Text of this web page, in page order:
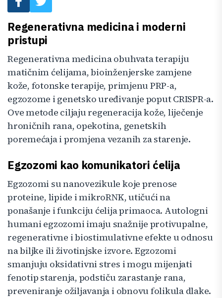
Regenerativna medicina i moderni
pristupi
Regenerativna medicina obuhvata terapiju
matičnim ćelijama, bioinženjerske zamjene
kože, fotonske terapije, primjenu PRP-a,
egzozome i genetsko uređivanje poput CRISPR-a.
Ove metode ciljaju regeneracija kože, liječenje
hroničnih rana, opekotina, genetskih
poremećaja i promjena vezanih za starenje.
Egzozomi kao komunikatori ćelija
Egzozomi su nanovezikule koje prenose
proteine, lipide i mikroRNK, utičući na
ponašanje i funkciju ćelija primaoca. Autologni
humani egzozomi imaju snažnije protivupalne,
regenerativne i biostimulativne efekte u odnosu
na biljke ili životinjske izvore. Egzozomi
smanjuju oksidativni stres i mogu mijenjati
fenotip starenja, podstiču zarastanje rana,
preveniranje ožiljavanja i obnovu folikula dlake.